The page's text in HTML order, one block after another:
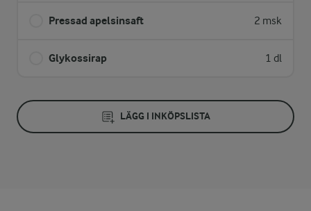
Pressad apelsinsaft 2 msk
Glykossirap 1 dl
LÄGG I INKÖPSLISTA